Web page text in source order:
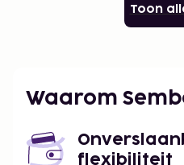
Toon
Waarom
flexibiliteit